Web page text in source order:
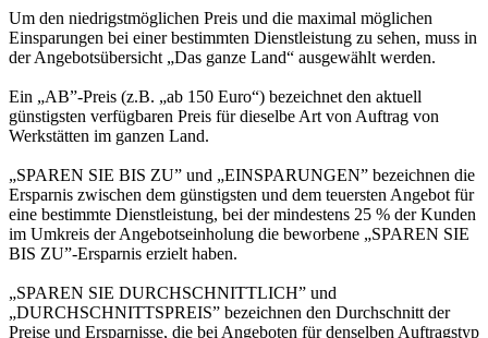
Um den niedrigstmöglichen Preis und die maximal möglichen
Einsparungen bei einer bestimmten Dienstleistung zu sehen, muss in
der Angebotsübersicht „Das ganze Land“ ausgewählt werden.
Ein „AB”-Preis (z.B. „ab 150 Euro“) bezeichnet den aktuell
günstigsten verfügbaren Preis für dieselbe Art von Auftrag von
Werkstätten im ganzen Land.
„SPAREN SIE BIS ZU” und „EINSPARUNGEN” bezeichnen die
Ersparnis zwischen dem günstigsten und dem teuersten Angebot für
eine bestimmte Dienstleistung, bei der mindestens 25 % der Kunden
im Umkreis der Angebotseinholung die beworbene „SPAREN SIE
BIS ZU”-Ersparnis erzielt haben.
„SPAREN SIE DURCHSCHNITTLICH” und
„DURCHSCHNITTSPREIS” bezeichnen den Durchschnitt der
Preise und Ersparnisse, die bei Angeboten für denselben Auftragstyp